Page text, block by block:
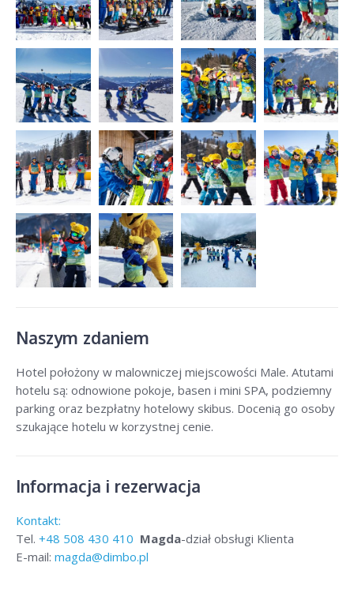
Naszym zdaniem
Hotel położony w malowniczej miejscowości Male. Atutami
hotelu są: odnowione pokoje, basen i mini SPA, podziemny
parking oraz bezpłatny hotelowy skibus. Docenią go osoby
szukające hotelu w korzystnej cenie.
Informacja i rezerwacja
Kontakt:
Tel. +48 508 430 410 Magda-dział obsługi Klienta
E-mail: magda@dimbo.pl